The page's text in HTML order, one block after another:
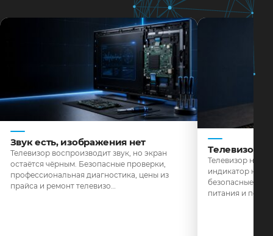
Звук есть, изображения нет
Телевизор воспроизводит звук, но экран
остаётся чёрным. Безопасные проверки,
профессиональная диагностика, цены из
прайса и ремонт телевизо…
Телевизор
Телевизор не
индикатор не
безопасные
питания и